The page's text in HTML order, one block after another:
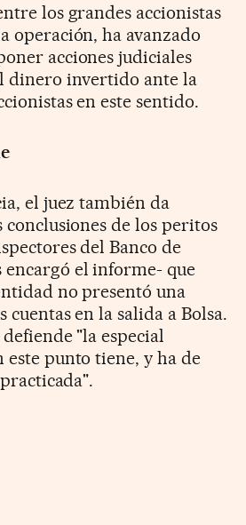
los grandes accionistas
operación, ha avanzado
acciones judiciales
dinero invertido ante la
en este sentido.
el juez también da
de los peritos
del Banco de
encargó el informe- que
no presentó una
cuentas en la salida a Bolsa.
"la especial
este punto tiene, y ha de